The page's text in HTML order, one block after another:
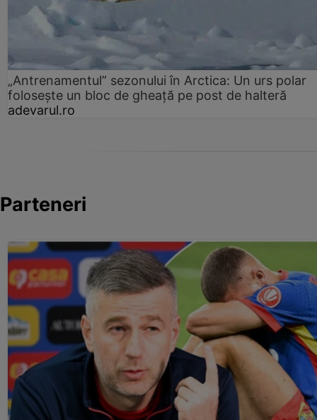
„Antrenamentul” sezonului în Arctica: Un urs polar
folosește un bloc de gheață pe post de halteră
adevarul.ro
Parteneri